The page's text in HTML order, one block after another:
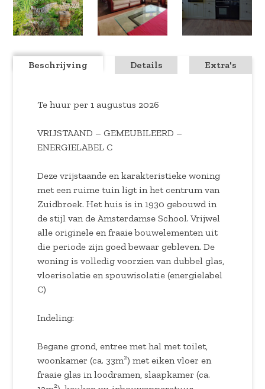
Beschrijving Details Extra's
Te huur per 1 augustus 2026
VRIJSTAAND – GEMEUBILEERD –
ENERGIELABEL C
Deze vrijstaande en karakteristieke woning
met een ruime tuin ligt in het centrum van
Zuidbroek. Het huis is in 1930 gebouwd in
de stijl van de Amsterdamse School. Vrijwel
alle originele en fraaie bouwelementen uit
die periode zijn goed bewaar gebleven. De
woning is volledig voorzien van dubbel glas,
vloerisolatie en spouwisolatie (energielabel
C)
Indeling:
Begane grond, entree met hal met toilet,
woonkamer (ca. 33m²) met eiken vloer en
fraaie glas in loodramen, slaapkamer (ca.